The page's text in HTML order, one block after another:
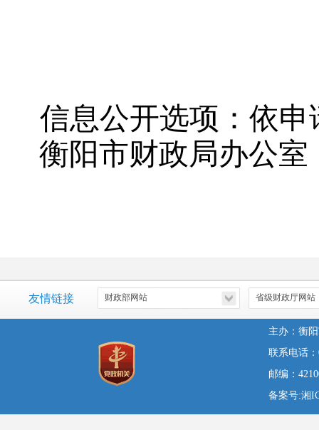
信息公开选项：依申
衡阳市财政局办公室
友情链接
主办：衡
联系电话
邮编：
备案号:湘